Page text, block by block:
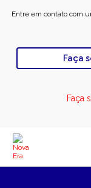
Entre em contato com
Faça
Faça